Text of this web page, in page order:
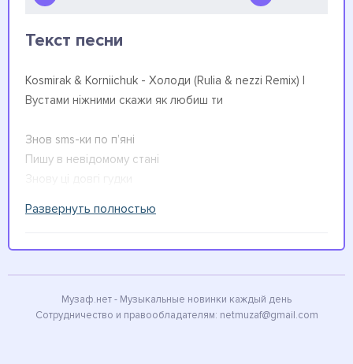
Текст песни
Kosmirak & Korniichuk - Холоди (Rulia & nezzi Remix) |
Вустами ніжними скажи як любиш ти
Знов sms-ки по п’яні
Пишу в невідомому стані
Знову ці довгі гудки
По серцю мені
Тонути в її волоссі
Шукати ці ніжні вуста
Знову я в ліжку рахую до ста
Развернуть полностью
Музаф.нет - Музыкальные новинки каждый день
Сотрудничество и правообладателям: netmuzaf@gmail.com